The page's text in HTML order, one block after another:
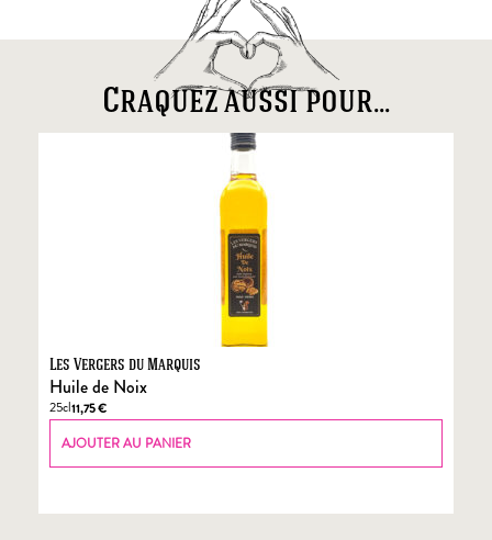
Craquez aussi pour...
Les Vergers du Marquis
Huile de Noix
25cl11,75€
AJOUTER AU PANIER